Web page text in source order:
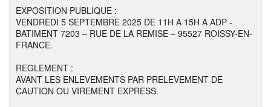
EXPOSITION PUBLIQUE :
VENDREDI 5 SEPTEMBRE 2025 DE 11H A 15H A ADP -
BATIMENT 7203 – RUE DE LA REMISE – 95527 ROISSY-EN-
FRANCE.
REGLEMENT :
AVANT LES ENLEVEMENTS PAR PRELEVEMENT DE
CAUTION OU VIREMENT EXPRESS.